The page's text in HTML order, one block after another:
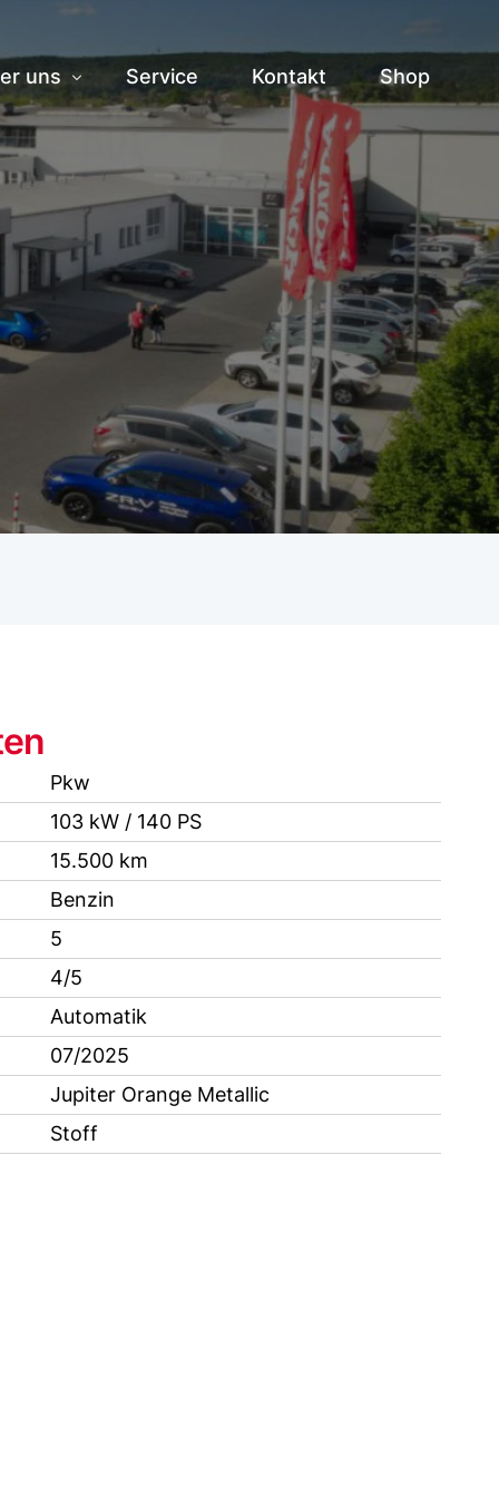
uns Service Kontakt Shop
Pkw
103 kW / 140 PS
15.500 km
Benzin
5
4/5
Automatik
07/2025
Jupiter Orange Metallic
Stoff